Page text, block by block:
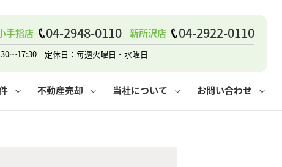
手指店 04-2948-0110 新所沢店 04-2922-0110
～17:30 定休日：毎週火曜日・水曜日
不動産売却 当社について お問い合わせ
その他の問合せ
戸建て 賃貸vs持ち家
諸費用 仲介と買取の違い
人情報保護方針